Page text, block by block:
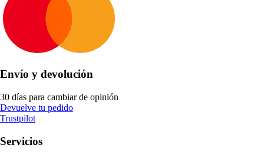
Envío y devolución
30 días para cambiar de opinión
Devuelve tu pedido
Trustpilot
Servicios